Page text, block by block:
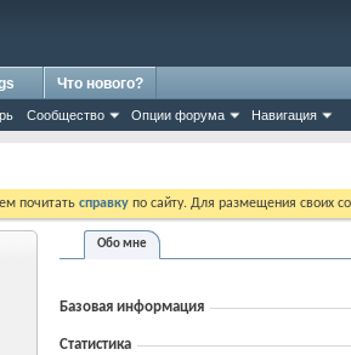
Сообщество Опции форума Навигация
Что нового?
почитать справку по сайту. Для размещения своих
Обо мне
Базовая информация
Статистика